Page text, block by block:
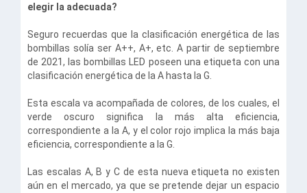
elegir la adecuada?
Seguro recuerdas que la clasificación energética de las
bombillas solía ser A++, A+, etc. A partir de septiembre
de 2021, las bombillas LED poseen una etiqueta con una
clasificación energética de la A hasta la G.
Esta escala va acompañada de colores, de los cuales, el
verde oscuro significa la más alta eficiencia,
correspondiente a la A, y el color rojo implica la más baja
eficiencia, correspondiente a la G.
Las escalas A, B y C de esta nueva etiqueta no existen
aún en el mercado, ya que se pretende dejar un espacio